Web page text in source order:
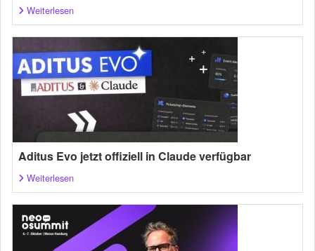
Weiterlesen
Aditus Evo jetzt offiziell in Claude verfügbar
Weiterlesen